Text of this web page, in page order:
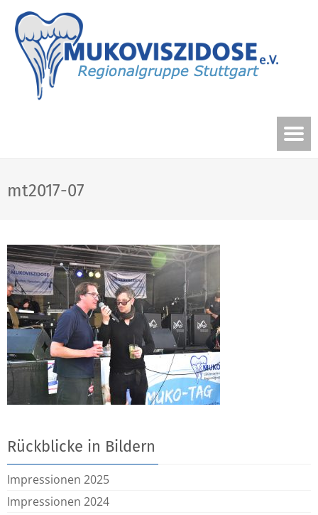
mt2017-07
Rückblicke in Bildern
Impressionen 2025
Impressionen 2024